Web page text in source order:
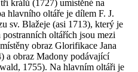
králů (1727) umístěné na
hlavního oltáře je dílem F. J.
sv. Blažeje (asi 1713), který je
oltářích jsou mezi
obraz Glorifikace Jana
a obraz Madony podávající
1755). Na hlavním oltáři je